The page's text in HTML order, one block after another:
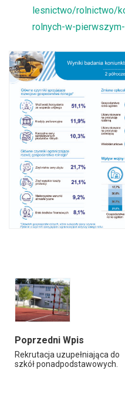
lesnictwo/rolnictwo/
rolnych-w-
Poprzedni Wpis
Rekrutacja uzupełniająca do
szkół ponadpodstawowych.